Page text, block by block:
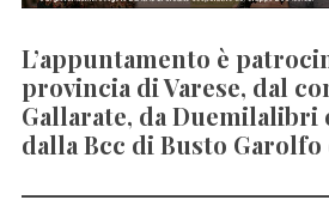
L’appuntamento è
provincia di Varese, dal
Gallarate, da Duemilalibri
dalla Bcc di Busto